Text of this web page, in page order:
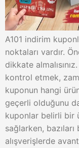
A101 indirim
noktaları vardır.
dikkate
kontrol etmek,
kuponun hangi
geçerli olduğunu
kuponlar belirli bir
sağlarken,
alışverişlerde